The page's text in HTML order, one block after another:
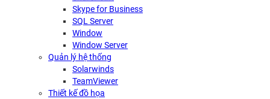
Skype for Business
SQL Server
Window
Window Server
Quản lý hệ thống
Solarwinds
TeamViewer
Thiết kế đồ họa